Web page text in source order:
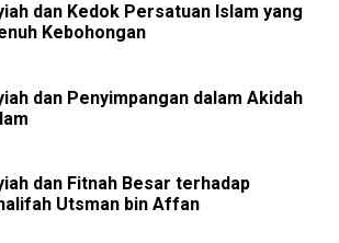
dan Kedok Persatuan Islam yang
Kebohongan
dan Penyimpangan dalam Akidah
dan Fitnah Besar terhadap
Utsman bin Affan